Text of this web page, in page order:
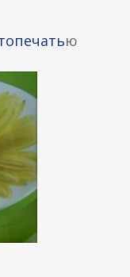
ю